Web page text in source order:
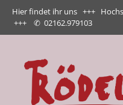
Zum
Inhalt
springen
Hier findet ihr uns +++
+++ ✆ 02162.979103